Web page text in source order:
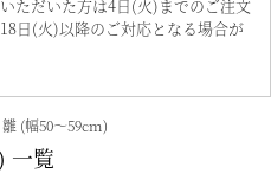
ただいた方は4日(火)までのご注文
日(火)以降のご対応となる場合が
(幅50～59cm)
一覧